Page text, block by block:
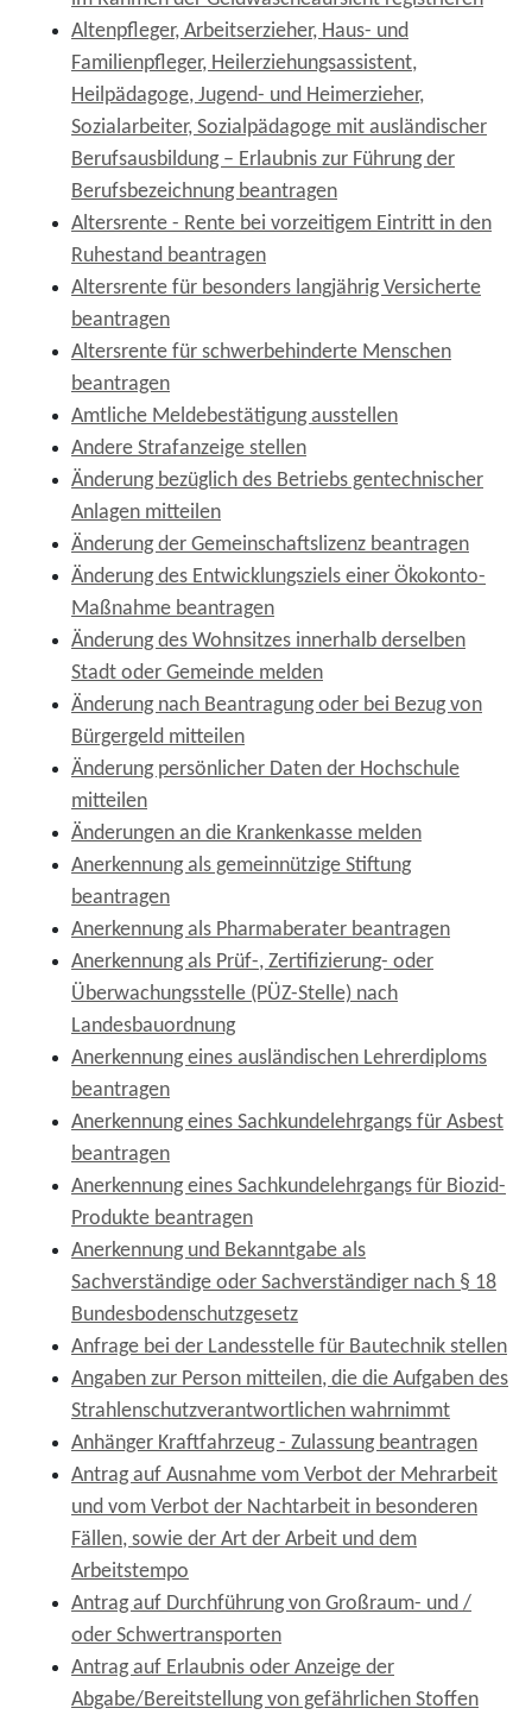
Altenpfleger, Arbeitserzieher, Haus- und
Familienpfleger, Heilerziehungsassistent,
Heilpädagoge, Jugend- und Heimerzieher,
Sozialarbeiter, Sozialpädagoge mit ausländischer
Berufsausbildung – Erlaubnis zur Führung der
Berufsbezeichnung beantragen
Altersrente - Rente bei vorzeitigem Eintritt in den
Ruhestand beantragen
Altersrente für besonders langjährig Versicherte
beantragen
Altersrente für schwerbehinderte Menschen
beantragen
Amtliche Meldebestätigung ausstellen
Andere Strafanzeige stellen
Änderung bezüglich des Betriebs gentechnischer
Anlagen mitteilen
Änderung der Gemeinschaftslizenz beantragen
Änderung des Entwicklungsziels einer Ökokonto-
Maßnahme beantragen
Änderung des Wohnsitzes innerhalb derselben
Stadt oder Gemeinde melden
Änderung nach Beantragung oder bei Bezug von
Bürgergeld mitteilen
Änderung persönlicher Daten der Hochschule
mitteilen
Änderungen an die Krankenkasse melden
Anerkennung als gemeinnützige Stiftung
beantragen
Anerkennung als Pharmaberater beantragen
Anerkennung als Prüf-, Zertifizierung- oder
Überwachungsstelle (PÜZ-Stelle) nach
Landesbauordnung
Anerkennung eines ausländischen Lehrerdiploms
beantragen
Anerkennung eines Sachkundelehrgangs für Asbest
beantragen
Anerkennung eines Sachkundelehrgangs für Biozid-
Produkte beantragen
Anerkennung und Bekanntgabe als
Sachverständige oder Sachverständiger nach § 18
Bundesbodenschutzgesetz
Anfrage bei der Landesstelle für Bautechnik stellen
Angaben zur Person mitteilen, die die Aufgaben des
Strahlenschutzverantwortlichen wahrnimmt
Anhänger Kraftfahrzeug - Zulassung beantragen
Antrag auf Ausnahme vom Verbot der Mehrarbeit
und vom Verbot der Nachtarbeit in besonderen
Fällen, sowie der Art der Arbeit und dem
Arbeitstempo
Antrag auf Durchführung von Großraum- und /
oder Schwertransporten
Antrag auf Erlaubnis oder Anzeige der
Abgabe/Bereitstellung von gefährlichen Stoffen